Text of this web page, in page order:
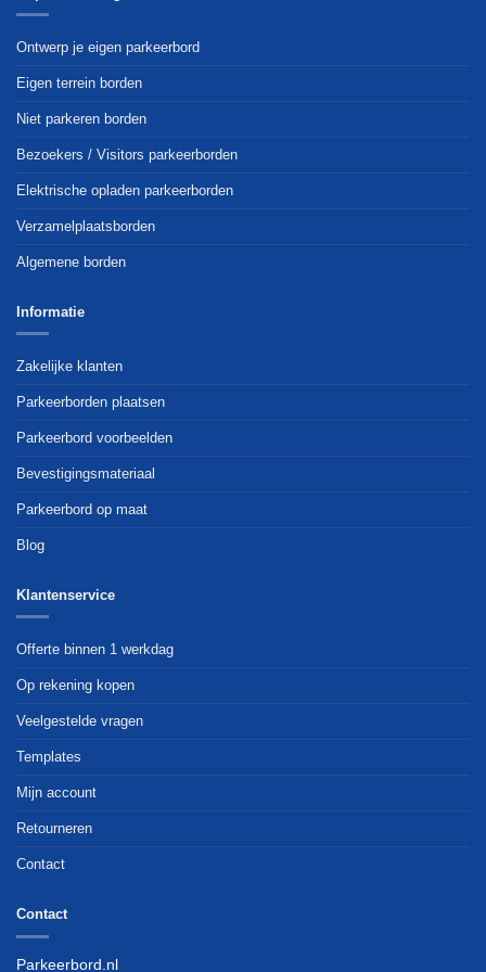
gekozen
worden
de
Ontwerp je eigen parkeerbord
Eigen terrein borden
Niet parkeren borden
Bezoekers / Visitors parkeerborden
Elektrische opladen parkeerborden
Verzamelplaatsborden
Algemene borden
Informatie
Zakelijke klanten
Parkeerborden plaatsen
Parkeerbord voorbeelden
Bevestigingsmateriaal
Parkeerbord op maat
Blog
Klantenservice
Offerte binnen 1 werkdag
Op rekening kopen
Veelgestelde vragen
Templates
Mijn account
Retourneren
Contact
Contact
Parkeerbord.nl